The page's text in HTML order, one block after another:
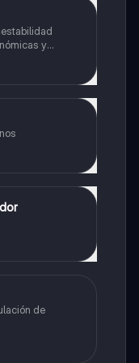
y
guerra a nivel
políticos y
de